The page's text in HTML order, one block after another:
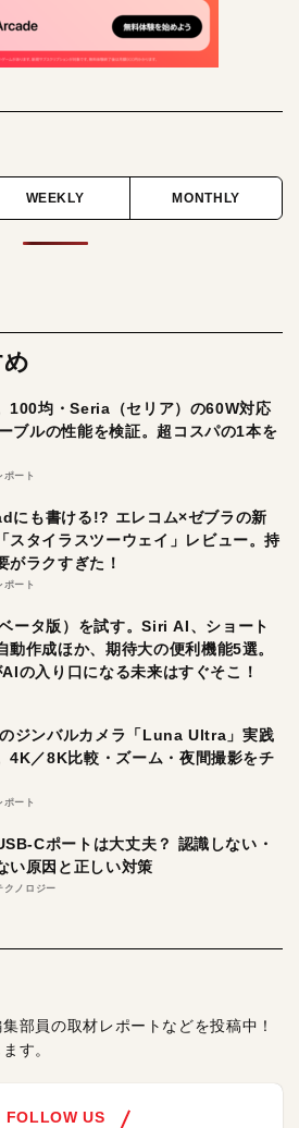
WEEKLY MONTHLY
100均・Seria（セリア）の60W対応
ブルの性能を検証。超コスパの1本を
ポート
にも書ける!? エレコム×ゼブラの新
スタイラスツーウェイ」レビュー。持
がラクすぎた！
ポート
ータ版）を試す。Siri AI、ショート
動作成ほか、期待大の便利機能5選。
の入り口になる未来はすぐそこ！
ジンバルカメラ「Luna Ultra」実践
4K／8K比較・ズーム・夜間撮影をチ
ポート
Cポートは大丈夫？ 認識しない・
い原因と正しい対策
クノロジー
部員の取材レポートなどを投稿中！
す。
FOLLOW US